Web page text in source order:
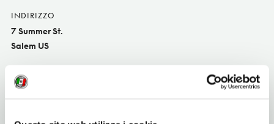
INDIRIZZO
7 Summer St.
Salem US
www.saleminnma.com